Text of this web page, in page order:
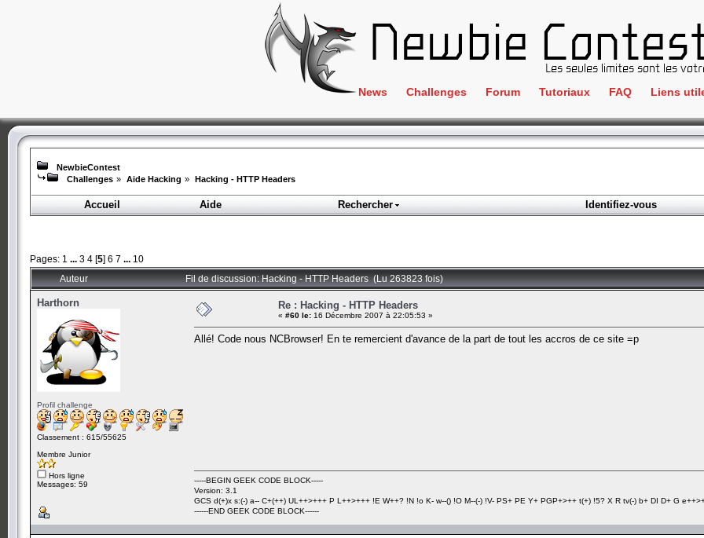
News Challenges
Crackme
ClientSide
Forensics
Programmation
Wargame
Forum Tutoriaux FAQ Liens
IRC
NewbieContest
Challenges » Aide Hacking » Hacking - HTTP Headers
Accueil
Aide Rechercher Identifiez-vous
Pages: 1 ... 3 4 [5] 6 7 ... 10
Auteur Fil de discussion: Hacking - HTTP Headers (Lu 263823 fois)
Harthorn
Profil challenge
Classement : 615/55625
Membre Junior
Hors ligne
Messages: 59
Re : Hacking - HTTP Headers
« #60 le: 16 Décembre 2007 à 22:05:53 »
Allé! Code nous NCBrowser! En te remercient d'avance de la part de tout les accros de ce site =p
-----BEGIN GEEK CODE BLOCK-----
Version: 3.1
GCS d(+)x s:(-) a-- C+(++) UL++>+++ P L++>+++ !E W++? !N !o K- w--() !O M--(-) !V- PS+ PE Y+ PGP+>++ t(+) !5? X R tv(-) b+ DI D+ G
------END GEEK CODE BLOCK------